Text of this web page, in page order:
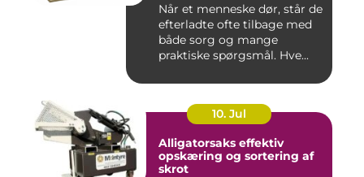
Når et menneske dør, står de
efterladte ofte tilbage med
både sorg og mange
praktiske spørgsmål. Hve...
10. Jul
Alligatorsaks effektiv
opskæring og sortering af
skrot